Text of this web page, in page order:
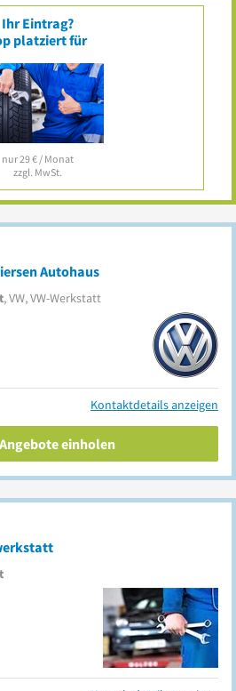
Ihr Eintrag?
platziert für
nur 29 € / Monat
zzgl. MwSt.
Autohaus
, VW, VW-Werkstatt
Kontaktdetails anzeigen
einholen